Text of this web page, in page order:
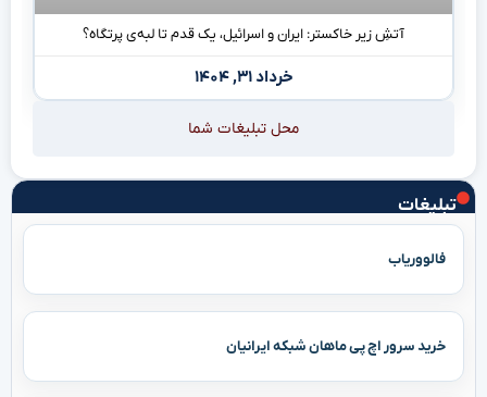
تبلیغات
فالووریاب
خرید سرور اچ پی ماهان شبکه ایرانیان
آتشِ زیر خاکستر: ایران و اسرائیل، یک قدم تا لبه‌ی پرتگاه؟
خرداد ۳۱, ۱۴۰۴
محل تبلیغات شما